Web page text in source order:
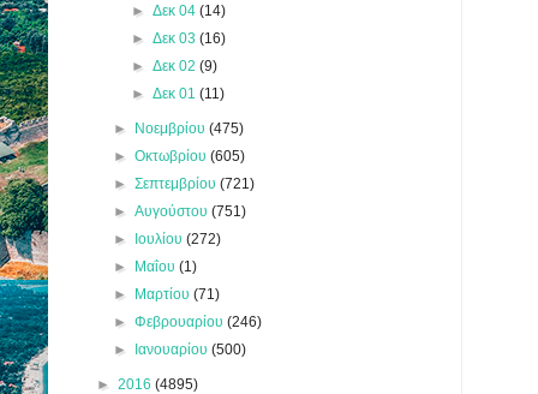
► Δεκ 04 (14)
► Δεκ 03 (16)
► Δεκ 02 (9)
► Δεκ 01 (11)
► Νοεμβρίου(475)
►Οκτωβρίου(605)
►Σεπτεμβρίου(721)
►Αυγούστου(751)
► Ιουλίου(272)
► Μαΐου(1)
► Μαρτίου(71)
►Φεβρουαρίου(246)
► Ιανουαρίου(500)
► 2016 (4895)